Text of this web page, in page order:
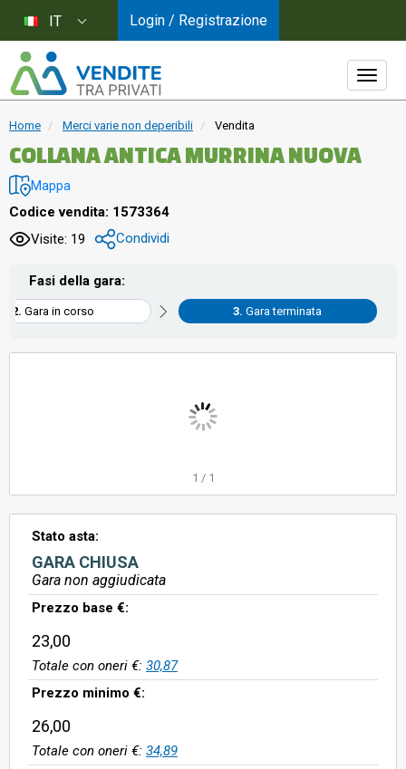
Home Merci varie non deperibili Vendita
COLLANA ANTICA MURRINA NUOVA
Mappa
Codice vendita: 1573364
Visite: 19
Condividi
Fasi della gara:
Gara in corso Gara terminata
1 / 1
Stato asta:
GARA CHIUSA
Gara non aggiudicata
Prezzo base €:
23,00
Totale con oneri €: 30,87
Prezzo minimo €:
26,00
Totale con oneri €: 34,89
IT Login / Registrazione